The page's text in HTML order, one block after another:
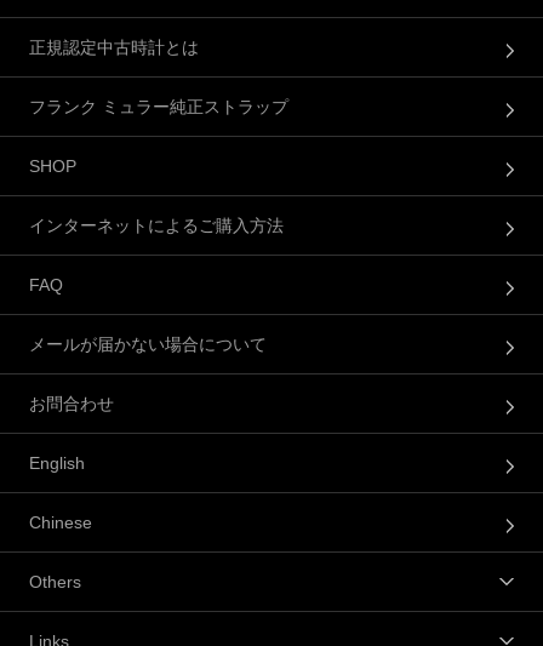
正規認定中古時計とは
フランク ミュラー純正ストラップ
SHOP
インターネットによるご購入方法
FAQ
メールが届かない場合について
お問合わせ
English
Chinese
Others
Links